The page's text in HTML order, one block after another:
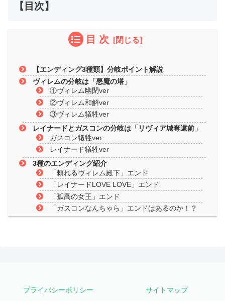
【目次】
目 次
【エンディング3種類】分岐ポイント解説
ヴィレムの分岐は「悪魔の塔」
①ヴィレム幽閉ver
②ヴィレム和解ver
③ヴィレム犠牲ver
レイナードとガスコンの分岐は「リヴィア城奪還前」
ガスコン犠牲ver
レイナード犠牲ver
3種のエンディング紹介
「頼れるヴィレム殿下」エンド
「レイナードLOVE LOVE」エンド
「孤高の女王」エンド
「ガスコンなんちゃら」エンドはあるのか！？
プライバシーポリシー
サイトマップ